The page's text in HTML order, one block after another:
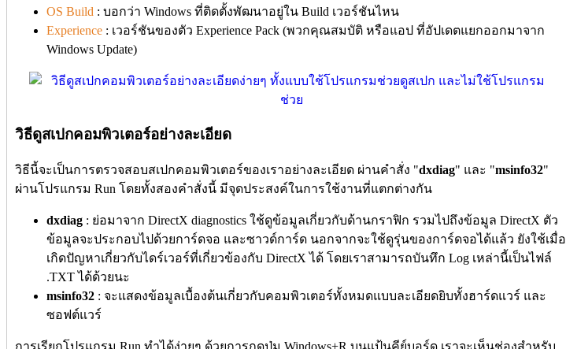
OS Build : บอกว่า Windows ที่ติดตั้งพัฒนาอยู่ใน Build เวอร์ชันไหน
Experience : เวอร์ชันของตัว Experience Pack (พวกคุณสมบัติ หรือแอป ที่อัปเดตแยกออกมาจาก
Windows Update)
วิธีดูสเปกคอมพิวเตอร์อย่างละเอียด
วิธีนี้จะเป็นการตรวจสอบสเปกคอมพิวเตอร์ของเราอย่างละเอียด ผ่านคำสั่ง "dxdiag" และ "msinfo32"
ผ่านโปรแกรม Run โดยทั้งสองคำสั่งนี้ มีจุดประสงค์ในการใช้งานที่แตกต่างกัน
dxdiag : ย่อมาจาก DirectX diagnostics ใช้ดูข้อมูลเกี่ยวกับด้านกราฟิก รวมไปถึงข้อมูล DirectX ตัว
ข้อมูลจะประกอบไปด้วยการ์ดจอ และซาวด์การ์ด นอกจากจะใช้ดูรุ่นของการ์ดจอได้แล้ว ยังใช้เมื่อ
เกิดปัญหาเกี่ยวกับไดร์เวอร์ที่เกี่ยวข้องกับ DirectX ได้ โดยเราสามารถบันทึก Log เหล่านี้เป็นไฟล์
.TXT ได้ด้วยนะ
msinfo32 : จะแสดงข้อมูลเบื้องต้นเกี่ยวกับคอมพิวเตอร์ทั้งหมดแบบละเอียดยิบทั้งฮาร์ดแวร์ และ
ซอฟต์แวร์